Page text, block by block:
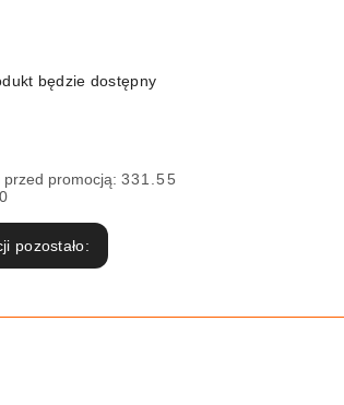
będzie dostępny
promocją: 331.55
pozostało: